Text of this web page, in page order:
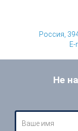
Россия,
Не